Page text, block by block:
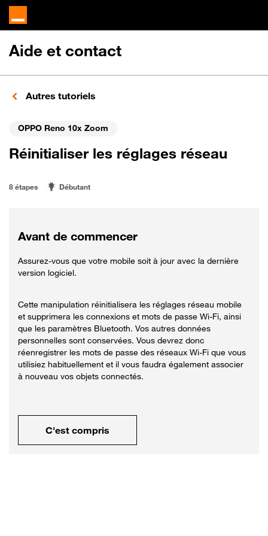
Aide et contact
Autres tutoriels
OPPO Reno 10x Zoom
Réinitialiser les réglages réseau
8 étapes Débutant
Avant de commencer
Assurez-vous que votre mobile soit à jour avec la dernière
version logiciel.
Cette manipulation réinitialisera les réglages réseau mobile
et supprimera les connexions et mots de passe Wi-Fi, ainsi
que les paramètres Bluetooth. Vos autres données
personnelles sont conservées. Vous devrez donc
réenregistrer les mots de passe des réseaux Wi-Fi que vous
utilisiez habituellement et il vous faudra également associer
à nouveau vos objets connectés.
C'est compris